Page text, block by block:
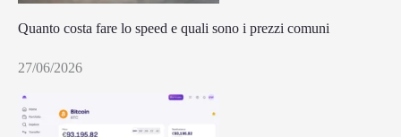
Quanto costa fare lo speed e quali sono i prezzi comuni
27/06/2026